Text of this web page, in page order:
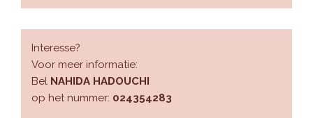
Interesse?
Voor meer informatie:
Bel NAHIDA HADOUCHI
op het nummer: 024354283